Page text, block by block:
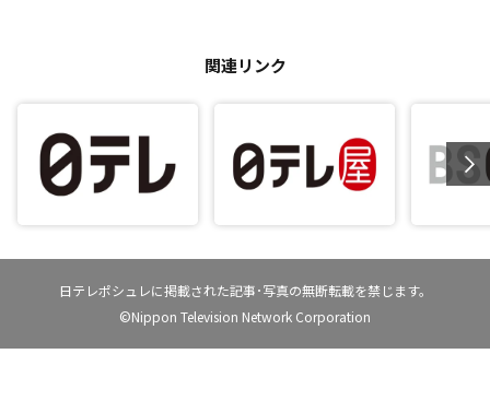
関連リンク
日テレポシュレに掲載された記事･写真の無断転載を禁じます。
©Nippon Television Network Corporation